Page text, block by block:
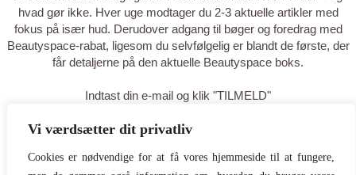
Vi værdsætter dit privatliv
Cookies er nødvendige for at få vores hjemmeside til at fungere,
hvad gør ikke. Hver uge modtager du 2-3 aktuelle artikler med
fokus på især hud. Derudover adgang til bøger og foredrag med
Beautyspace-rabat, ligesom du selvfølgelig er blandt de første, der
får detaljerne på den aktuelle Beautyspace boks.
Indtast din e-mail og klik "TILMELD"
TILMELD